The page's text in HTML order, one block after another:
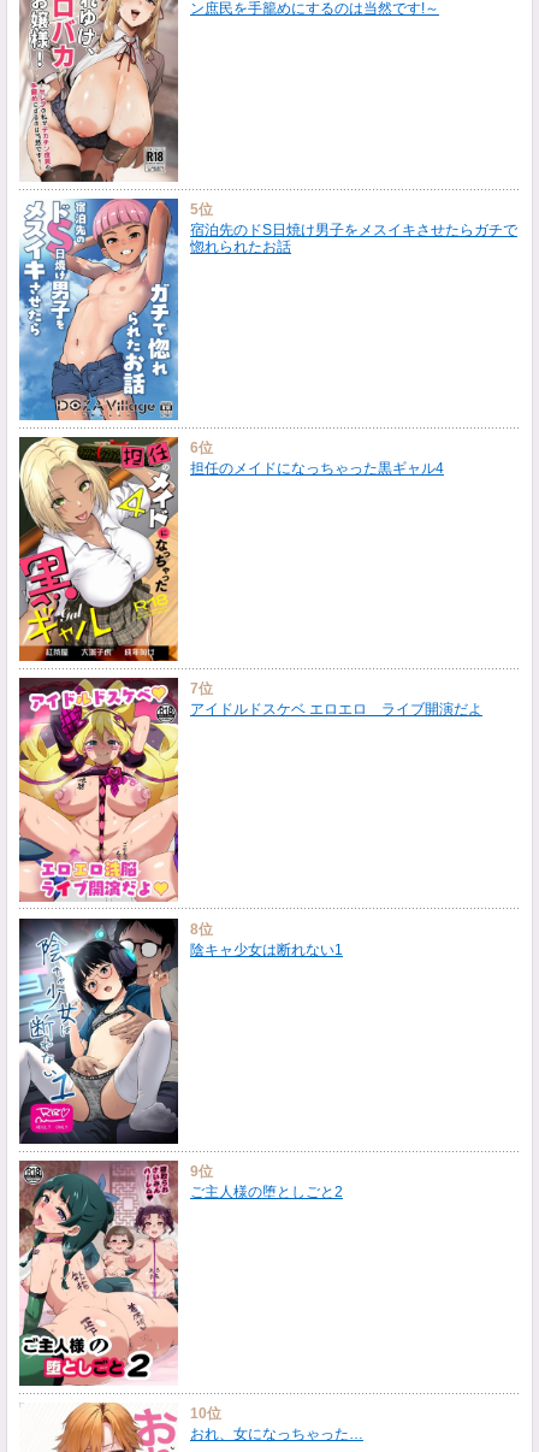
ン庶民を手籠めにするのは当然です!～
5位
宿泊先のドS日焼け男子をメスイキさせたらガチで
惚れられたお話
6位
担任のメイドになっちゃった黒ギャル4
7位
アイドルドスケベ エロエロ ライブ開演だよ
8位
陰キャ少女は断れない1
9位
ご主人様の堕としごと2
10位
おれ、女になっちゃった…